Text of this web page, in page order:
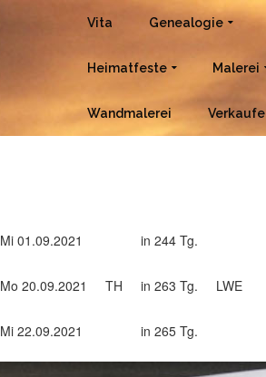
Vita Genealogie
Heimatfeste Malerei
Wandmalerei Verkaufe
Mi 01.09.2021 in 244 Tg.
Mo 20.09.2021 TH in 263 Tg. LWE
Mi 22.09.2021 in 265 Tg.